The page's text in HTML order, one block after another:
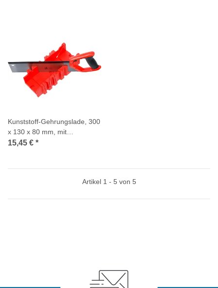
Kunststoff-Gehrungslade, 300
x 130 x 80 mm, mit
Rückensäge
15,45 € *
Artikel 1 - 5 von 5